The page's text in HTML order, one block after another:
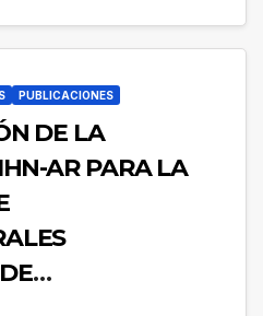
PUBLICACIONES
DE LA
AR PARA LA
EN UN